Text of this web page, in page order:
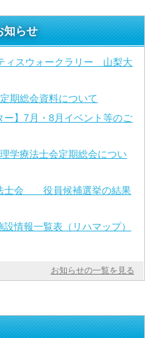
知らせ
ィスウォークラリー 山梨大
期総会資料について
ー】7月・8月イベント等のご
学療法士会定期総会につい
士会 役員候補選挙の結果
情報一覧表（リハマップ）
お知らせの一覧を見る